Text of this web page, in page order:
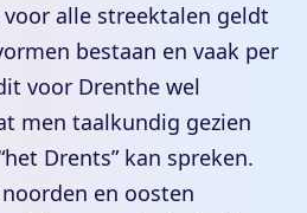
alle streektalen geldt
bestaan en vaak per
voor Drenthe wel
men taalkundig gezien
Drents” kan spreken.
en oosten